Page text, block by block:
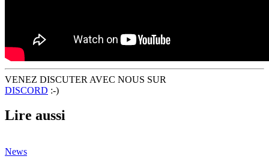
VENEZ DISCUTER AVEC NOUS SUR
DISCORD :-)
Lire aussi
News